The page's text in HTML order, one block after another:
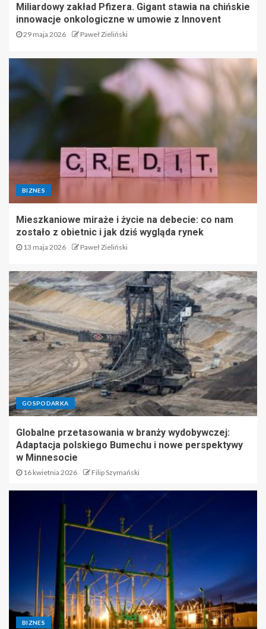
Miliardowy zakład Pfizera. Gigant stawia na chińskie
innowacje onkologiczne w umowie z Innovent
29 maja 2026 Paweł Zieliński
BIZNES
Mieszkaniowe miraże i życie na debecie: co nam
zostało z obietnic i jak dziś wygląda rynek
13 maja 2026 Paweł Zieliński
GOSPODARKA
Globalne przetasowania w branży wydobywczej:
Adaptacja polskiego Bumechu i nowe perspektywy
w Minnesocie
16 kwietnia 2026 Filip Szymański
BIZNES